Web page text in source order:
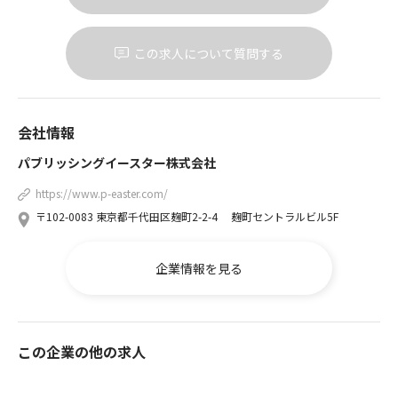
この求人について質問する
会社情報
パブリッシングイースター株式会社
https://www.p-easter.com/
〒102-0083 東京都千代田区麹町2-2-4 麹町セントラルビル5F
企業情報を見る
この企業の他の求人